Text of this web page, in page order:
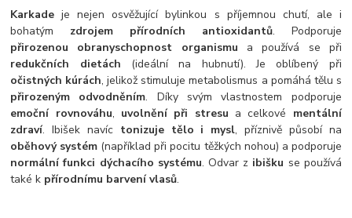
Karkade je nejen osvěžující bylinkou s příjemnou chutí, ale i
bohatým zdrojem přírodních antioxidantů. Podporuje
přirozenou obranyschopnost organismu a používá se při
redukčních dietách (ideální na hubnutí). Je oblíbený při
očistných kúrách, jelikož stimuluje metabolismus a pomáhá tělu s
přirozeným odvodněním. Díky svým vlastnostem podporuje
emoční rovnováhu, uvolnění při stresu a celkové mentální
zdraví. Ibišek navíc tonizuje tělo i mysl, příznivě působí na
oběhový systém (například při pocitu těžkých nohou) a podporuje
normální funkci dýchacího systému. Odvar z ibišku se používá
také k přírodnímu barvení vlasů.